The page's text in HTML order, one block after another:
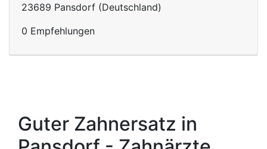
23689 Pansdorf (Deutschland)
0 Empfehlungen
Guter Zahnersatz in